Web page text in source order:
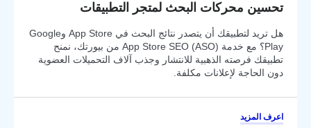
تحسين محركات البحث لمتجر التطبيقات
هل تريد لتطبيقك أن يتصدر نتائج البحث في App Store وGoogle
Play؟ مع خدمة App Store SEO (ASO) من بيورتك، نمنح
تطبيقك فرصته الذهبية للانتشار وجذب آلاف التحميلات العضوية
دون الحاجة لإعلانات مكلفة.
اعرف المزيد